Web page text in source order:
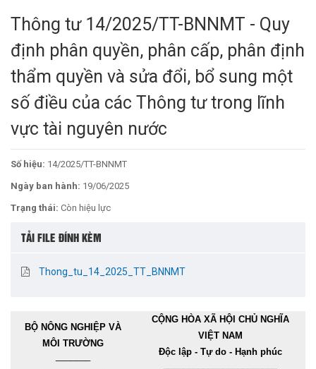
Thông tư 14/2025/TT-BNNMT - Quy
định phân quyền, phân cấp, phân định
thẩm quyền và sửa đổi, bổ sung một
số điều của các Thông tư trong lĩnh
vực tài nguyên nước
Số hiệu: 14/2025/TT-BNNMT
Ngày ban hành: 19/06/2025
Trạng thái: Còn hiệu lực
TẢI FILE ĐÍNH KÈM
Thong_tu_14_2025_TT_BNNMT
BỘ NÔNG NGHIỆP VÀ
MÔI TRƯỜNG
CỘNG HÒA XÃ HỘI CHỦ NGHĨA
VIỆT NAM
Độc lập - Tự do - Hạnh phúc